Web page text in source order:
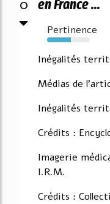
0
en France ...
Pertinence
55%
Inégalités
Médias de
Inégalités
Crédits :
Imagerie
I.R.M.
Crédits :